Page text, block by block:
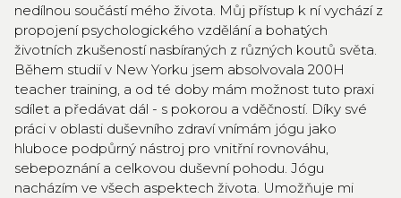
nedílnou součástí mého života. Můj přístup k ní vychází z
propojení psychologického vzdělání a bohatých
životních zkušeností nasbíraných z různých koutů světa.
Během studií v New Yorku jsem absolvovala 200H
teacher training, a od té doby mám možnost tuto praxi
sdílet a předávat dál - s pokorou a vděčností. Díky své
práci v oblasti duševního zdraví vnímám jógu jako
hluboce podpůrný nástroj pro vnitřní rovnováhu,
sebepoznání a celkovou duševní pohodu. Jógu
nacházím ve všech aspektech života. Umožňuje mi